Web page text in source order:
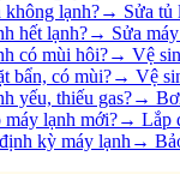
không lạnh?→ Sửa tủ
hết lạnh?→ Sửa
có mùi hôi?→ Vệ
bẩn, có mùi?→ Vệ
yếu, thiếu gas?→
máy lạnh mới?→ Lắp
kỳ máy lạnh→